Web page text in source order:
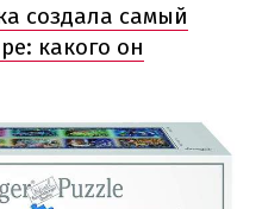
создала самый
какого он